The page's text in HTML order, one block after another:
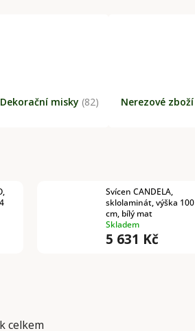
Dekorační misky (82) Nerezové zboží
Svícen CANDELA,
sklolaminát, výška 100
cm, bílý mat
Skladem
5 631 Kč
celkem